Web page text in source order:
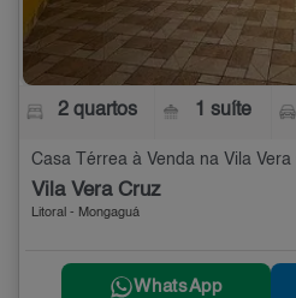
2 quartos 1 suíte
Casa Térrea à Venda na Vila
Vila Vera Cruz
Litoral - Mongaguá
WhatsApp